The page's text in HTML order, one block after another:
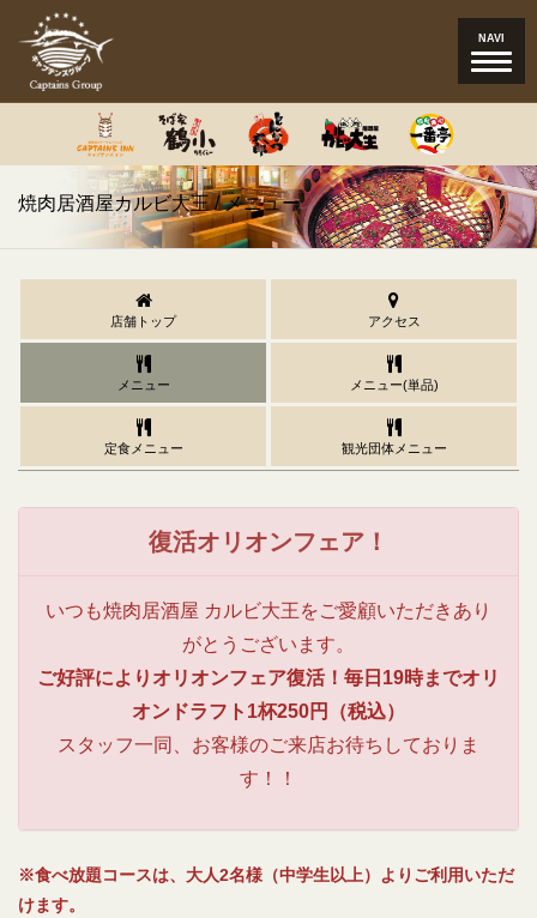
Toggle
NAVI
焼肉居酒屋カルビ大王 / メニュー
店舗トップ アクセス
メニュー メニュー(単品)
定食メニュー 観光団体メニュー
復活オリオンフェア！
いつも焼肉居酒屋 カルビ大王をご愛顧いただきあり
がとうございます。
ご好評によりオリオンフェア復活！毎日19時までオリ
オンドラフト1杯250円（税込）
スタッフ一同、お客様のご来店お待ちしておりま
す！！
※食べ放題コースは、大人2名様（中学生以上）よりご利用いただ
けます。